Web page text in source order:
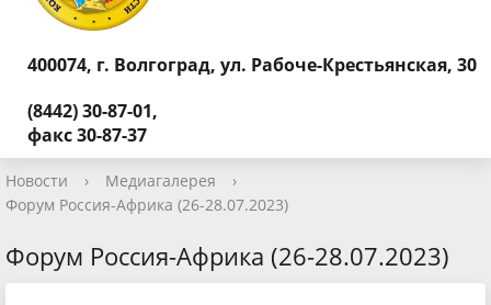
400074, г. Волгоград, ул. Рабоче-Крестьянская, 30
(8442) 30-87-01,
факс 30-87-37
Новости › Медиагалерея
›
Форум Россия-Африка (26-28.07.2023)
Форум Россия-Африка (26-28.07.2023)